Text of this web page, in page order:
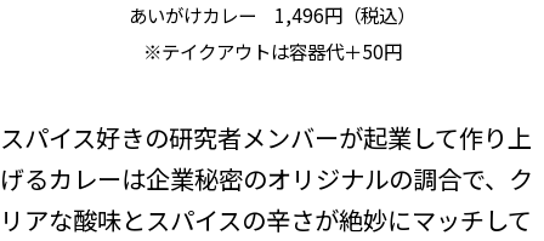
あいがけカレー 1,496円（税込）
※テイクアウトは容器代＋50円
スパイス好きの研究者メンバーが起業して作り上
げるカレーは企業秘密のオリジナルの調合で、ク
リアな酸味とスパイスの辛さが絶妙にマッチして